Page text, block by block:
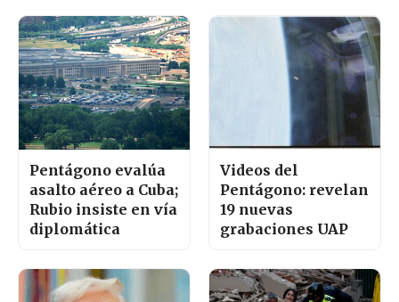
Pentágono evalúa
asalto aéreo a Cuba;
Rubio insiste en vía
diplomática
Videos del
Pentágono: revelan
19 nuevas
grabaciones UAP